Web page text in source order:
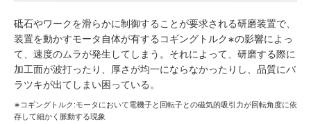
砥石やワークを滑らかに制御することが要求される研磨装置で、
装置を動かすモータ自体が有するコギングトルク ∗の影響によっ
て、速度のムラが発生してしまう。それによって、研磨する際に
加工面が波打ったり、厚さが均一にならなかったりし、品質にバ
ラツキが出てしまい困っている。
∗コギングトルク:モータにおいて電機子と回転子との磁気的吸引力が回転角度に依
存して細かく脈動する現象